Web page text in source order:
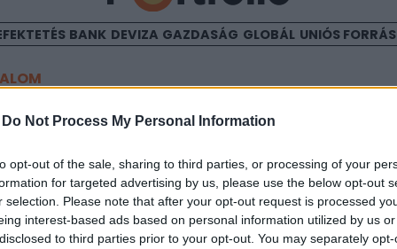
Do Not Process My Personal Information
opt-out of the sale, sharing to third parties, or processing of your
for targeted advertising by us, please use the below opt-out
selection. Please note that after your opt-out request is processed
interest-based ads based on personal information utilized by us
to third parties prior to your opt-out. You may separately
BANK DEVIZA GAZDASÁG GLOBÁL UNIÓS
a gázkrízis
tárgyalást tartott az orosz, az ukrán fél és az